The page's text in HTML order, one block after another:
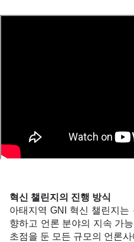
혁신 챌린지의 진행 방식
아태지역 GNI 혁신 챌린지는
향하고 언론 분야의 지속 가
초점을 둔 모든 규모의 언론